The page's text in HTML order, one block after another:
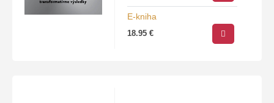
E-kniha
18.95€